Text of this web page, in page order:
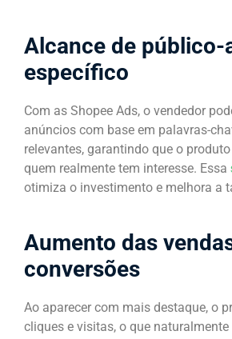
Alcance de público-
específico
Com as Shopee Ads, o vendedor
anúncios com base em palavras-
relevantes, garantindo que o
quem realmente tem interesse. Essa
otimiza o investimento e melhora a
Aumento das
conversões
Ao aparecer com mais destaque, o
cliques e visitas, o que naturalmente